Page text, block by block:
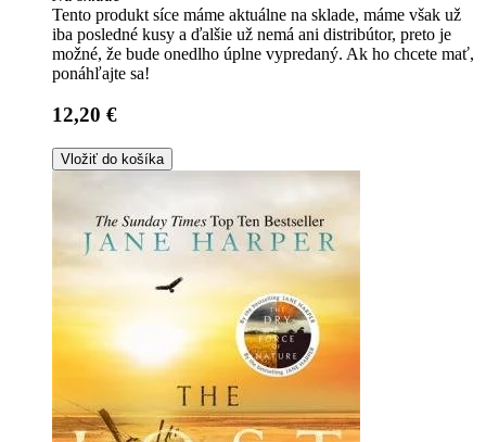
Tento produkt síce máme aktuálne na sklade, máme však už
iba posledné kusy a ďalšie už nemá ani distribútor, preto je
možné, že bude onedlho úplne vypredaný. Ak ho chcete mať,
ponáhľajte sa!
12,20 €
Vložiť do košíka